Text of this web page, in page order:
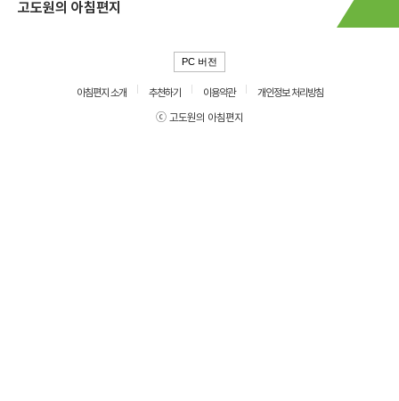
고도원의 아침편지
PC 버전
아침편지 소개 추천하기 이용약관
개인정보 처리방침
ⓒ 고도원의 아침편지